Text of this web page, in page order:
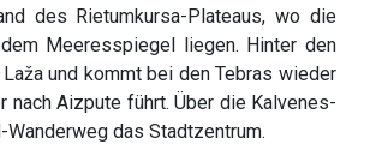
des Rietumkursa-Plateaus, wo die
Meeresspiegel liegen. Hinter den
und kommt bei den Tebras wieder
Aizpute führt. Über die Kalvenes-
das Stadtzentrum.